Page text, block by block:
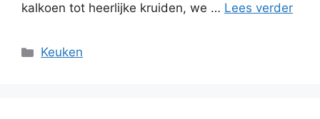
kalkoen tot heerlijke kruiden, we … Lees verder
Categorieën
Keuken